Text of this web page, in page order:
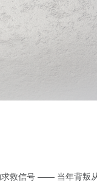
救信号 —— 当年背叛